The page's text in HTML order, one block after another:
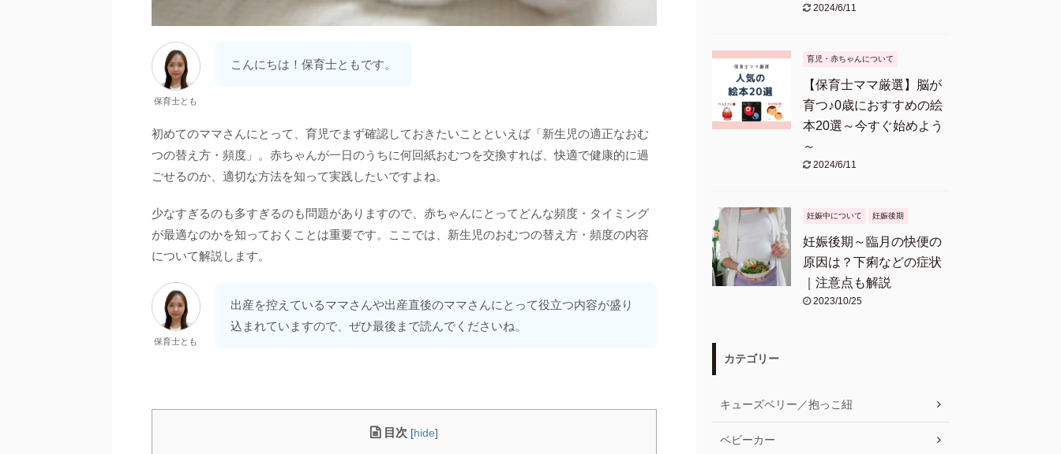
保育士とも
こんにちは！保育士ともです。
初めてのママさんにとって、育児でまず確認しておきたいことといえば「新生児の適正なおむ
つの替え方・頻度」。赤ちゃんが一日のうちに何回紙おむつを交換すれば、快適で健康的に過
ごせるのか、適切な方法を知って実践したいですよね。
少なすぎるのも多すぎるのも問題がありますので、赤ちゃんにとってどんな頻度・タイミング
が最適なのかを知っておくことは重要です。ここでは、新生児のおむつの替え方・頻度の内容
について解説します。
保育士とも
出産を控えているママさんや出産直後のママさんにとって役立つ内容が盛り
込まれていますので、ぜひ最後まで読んでくださいね。
目次 [hide]
2024/6/11
育児・赤ちゃんについて
【保育士ママ厳選】脳が
育つ♪0歳におすすめの絵
本20選～今すぐ始めよう
～
2024/6/11
妊娠中について 妊娠後期
妊娠後期～臨月の快便の
原因は？下痢などの症状
｜注意点も解説
2023/10/25
カテゴリー
キューズベリー／抱っこ紐
ベビーカー